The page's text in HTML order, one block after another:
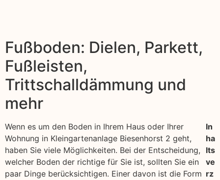
Fußboden: Dielen, Parkett,
Fußleisten,
Trittschalldämmung und
mehr
Wenn es um den Boden in Ihrem Haus oder Ihrer
Wohnung in Kleingartenanlage Biesenhorst 2 geht,
haben Sie viele Möglichkeiten. Bei der Entscheidung,
welcher Boden der richtige für Sie ist, sollten Sie ein
paar Dinge berücksichtigen. Einer davon ist die Form
In
ha
lts
ve
rz